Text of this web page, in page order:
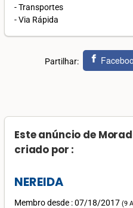
- Transportes
- Via Rápida
Partilhar:
Este anúncio de
criado por :
NEREIDA
Membro desde : 07/18/2017 (9